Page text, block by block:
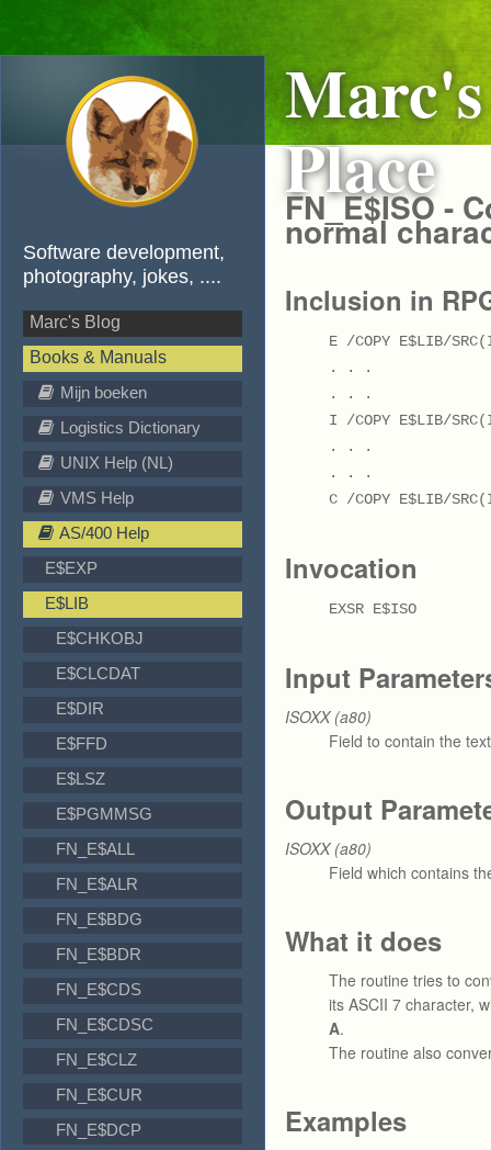
Software development,
photography, jokes, ....
Marc's Blog
Books & Manuals
Mijn boeken
Logistics Dictionary
UNIX Help (NL)
VMS Help
AS/400 Help
E$EXP
E$LIB
E$CHKOBJ
E$CLCDAT
E$DIR
E$FFD
E$LSZ
E$PGMMSG
FN_E$ALL
FN_E$ALR
FN_E$BDG
FN_E$BDR
FN_E$CDS
FN_E$CDSC
FN_E$CLZ
FN_E$CUR
FN_E$DCP
Marc's
Place
FN_E$ISO -
normal
Inclusion in
E /COPY E$LIB/
. . .
. . .
I /COPY E$LIB/
. . .
. . .
C /COPY E$LIB/
Invocation
EXSR E$ISO
Input
ISOXX (a80)
Field to contain the
Output
ISOXX (a80)
Field which contains
What it does
The routine tries to
its ASCII 7 character,
A.
The routine also
Examples